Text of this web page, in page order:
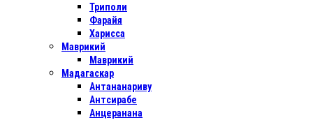
Триполи
Фарайя
Харисса
Маврикий
Маврикий
Мадагаскар
Антананариву
Антсирабе
Анцеранана